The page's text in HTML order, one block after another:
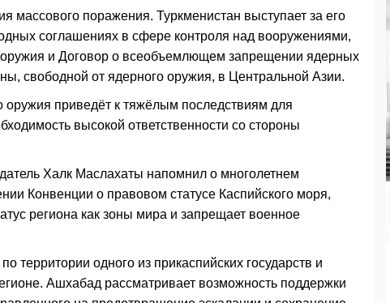
массового поражения. Туркменистан выступает за его
соглашениях в сфере контроля над вооружениями,
и Договор о всеобъемлющем запрещении ядерных
свободной от ядерного оружия, в Центральной Азии.
приведёт к тяжёлым последствиям для
высокой ответственности со стороны
Халк Маслахаты напомнил о многолетнем
Конвенции о правовом статусе Каспийского моря,
региона как зоны мира и запрещает военное
территории одного из прикаспийских государств и
Ашхабад рассматривает возможность поддержки